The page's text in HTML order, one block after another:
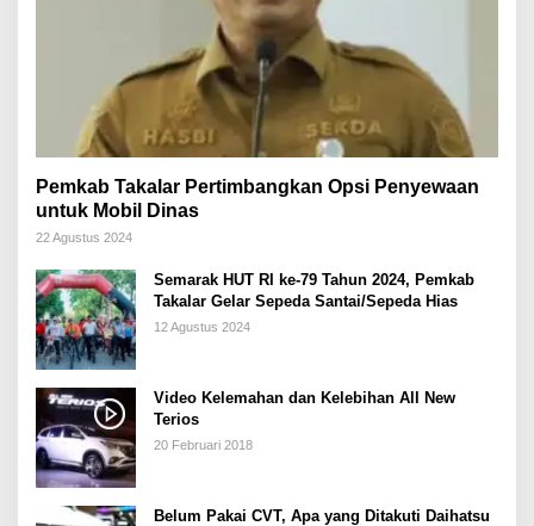
Pemkab Takalar Pertimbangkan Opsi Penyewaan
untuk Mobil Dinas
22 Agustus 2024
Semarak HUT RI ke-79 Tahun 2024, Pemkab
Takalar Gelar Sepeda Santai/Sepeda Hias
12 Agustus 2024
Video Kelemahan dan Kelebihan All New
Terios
20 Februari 2018
Belum Pakai CVT, Apa yang Ditakuti Daihatsu